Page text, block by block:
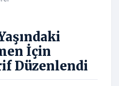
İçin
Düzenlendi